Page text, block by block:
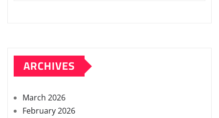
ARCHIVES
March 2026
February 2026